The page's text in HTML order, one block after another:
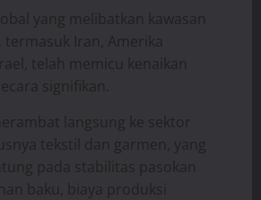
yang melibatkan kawasan
termasuk Iran, Amerika
telah memicu kenaikan
signifikan.
langsung ke sektor
tekstil dan garmen, yang
pada stabilitas pasokan
baku, biaya produksi